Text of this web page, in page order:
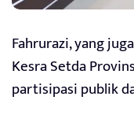
Fahrurazi, yang
Kesra Setda
partisipasi publik